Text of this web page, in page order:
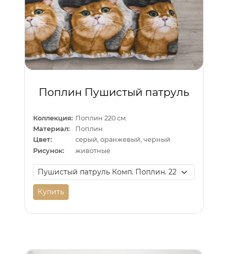
Поплин Пушистый патруль
Коллекция: Поплин 220 см.
Материал:
Поплин
Цвет:
серый, оранжевый, черный
Рисунок:
животные
Купить